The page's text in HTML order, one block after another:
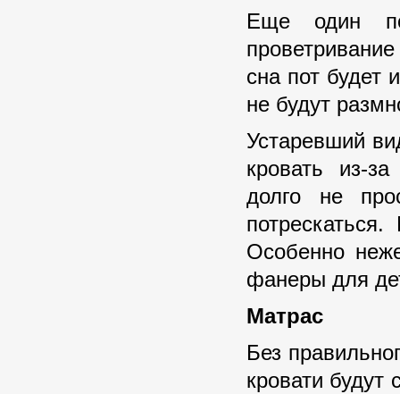
Еще один
сна пот будет
не будут
Устаревший
кровать из-
долго не
Особенно
фанеры для
Матрас
Без
кровати